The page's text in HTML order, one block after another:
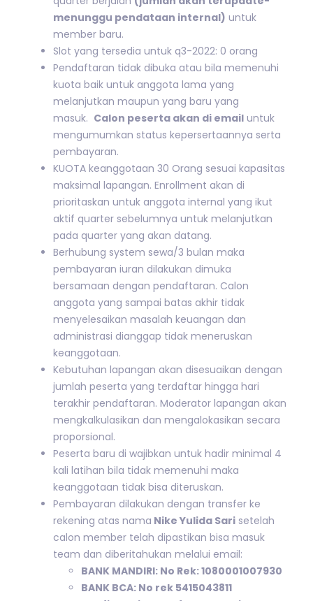
menunggu pendataan internal) untuk
member baru.
Slot yang tersedia untuk q3-2022: 0 orang
Pendaftaran tidak dibuka atau bila memenuhi
kuota baik untuk anggota lama yang
melanjutkan maupun yang baru yang
masuk. Calon peserta akan di email untuk
mengumumkan status kepersertaannya serta
pembayaran.
KUOTA keanggotaan 30 Orang sesuai kapasitas
maksimal lapangan. Enrollment akan di
prioritaskan untuk anggota internal yang ikut
aktif quarter sebelumnya untuk melanjutkan
pada quarter yang akan datang.
Berhubung system sewa/3 bulan maka
pembayaran iuran dilakukan dimuka
bersamaan dengan pendaftaran. Calon
anggota yang sampai batas akhir tidak
menyelesaikan masalah keuangan dan
administrasi dianggap tidak meneruskan
keanggotaan.
Kebutuhan lapangan akan disesuaikan dengan
jumlah peserta yang terdaftar hingga hari
terakhir pendaftaran. Moderator lapangan akan
mengkalkulasikan dan mengalokasikan secara
proporsional.
Peserta baru di wajibkan untuk hadir minimal 4
kali latihan bila tidak memenuhi maka
keanggotaan tidak bisa diteruskan.
Pembayaran dilakukan dengan transfer ke
rekening atas nama Nike Yulida Sari setelah
calon member telah dipastikan bisa masuk
team dan diberitahukan melalui email:
BANK MANDIRI: No Rek: 1080001007930
BANK BCA: No rek 5415043811